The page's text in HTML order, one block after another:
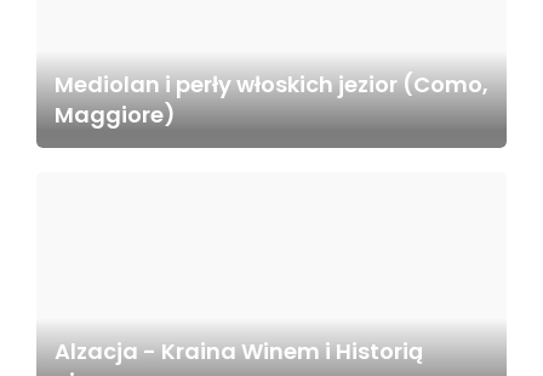
Mediolan i perły włoskich jezior (Como,
Maggiore)
Alzacja - Kraina Winem i Historią